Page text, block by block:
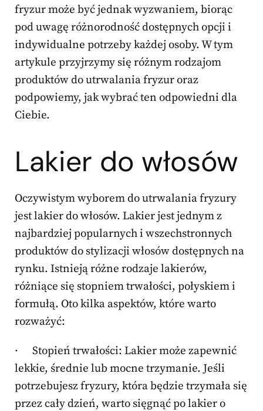
fryzur może być jednak wyzwaniem, biorąc
pod uwagę różnorodność dostępnych opcji i
indywidualne potrzeby każdej osoby. W tym
artykule przyjrzymy się różnym rodzajom
produktów do utrwalania fryzur oraz
podpowiemy, jak wybrać ten odpowiedni dla
Ciebie.
Lakier do włosów
Oczywistym wyborem do utrwalania fryzury
jest lakier do włosów. Lakier jest jednym z
najbardziej popularnych i wszechstronnych
produktów do stylizacji włosów dostępnych na
rynku. Istnieją różne rodzaje lakierów,
różniące się stopniem trwałości, połyskiem i
formułą. Oto kilka aspektów, które warto
rozważyć:
· Stopień trwałości: Lakier może zapewnić
lekkie, średnie lub mocne trzymanie. Jeśli
potrzebujesz fryzury, która będzie trzymała się
przez cały dzień, warto sięgnąć po lakier o